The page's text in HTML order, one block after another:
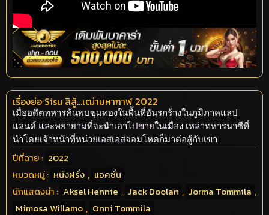
เรื่องย่อ Sisu สิสู้…เฒ่ามหากาฬ 2022
เมื่ออดีตทหารค้นพบขุมทองในพื้นที่อันรกร้างในภูมิภาคแลป
แลนด์ และพยายามที่จะนำเอาไปขายในเมือง เหล่าทหารนาซีที่
นำโดยเจ้าหน้าที่หน่วยเอสเอสจอมโหดก็มาต่อสู้กับเขา
ปีที่ฉาย : 2022
หมวดหมู่ : หนังฝรั่ง , แอคชั่น
นักแสดงนำ : Aksel Hennie , Jack Doolan , Jorma Tommila ,
Mimosa Willamo , Onni Tommila